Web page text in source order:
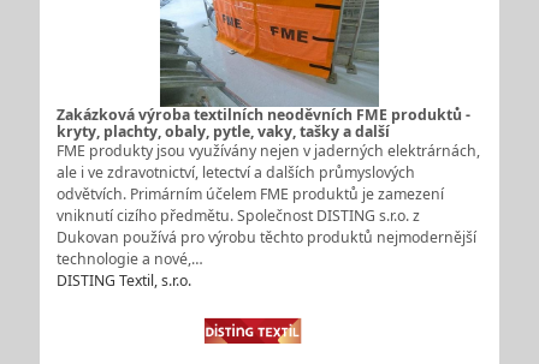
Zakázková výroba textilních neoděvních FME produktů -
kryty, plachty, obaly, pytle, vaky, tašky a další
FME produkty jsou využívány nejen v jaderných elektrárnách,
ale i ve zdravotnictví, letectví a dalších průmyslových
odvětvích. Primárním účelem FME produktů je zamezení
vniknutí cizího předmětu. Společnost DISTING s.r.o. z
Dukovan používá pro výrobu těchto produktů nejmodernější
technologie a nové,…
DISTING Textil, s.r.o.